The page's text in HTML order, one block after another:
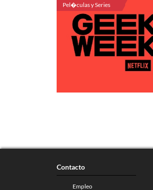
Pel�culas y Series
Contacto
Empleo